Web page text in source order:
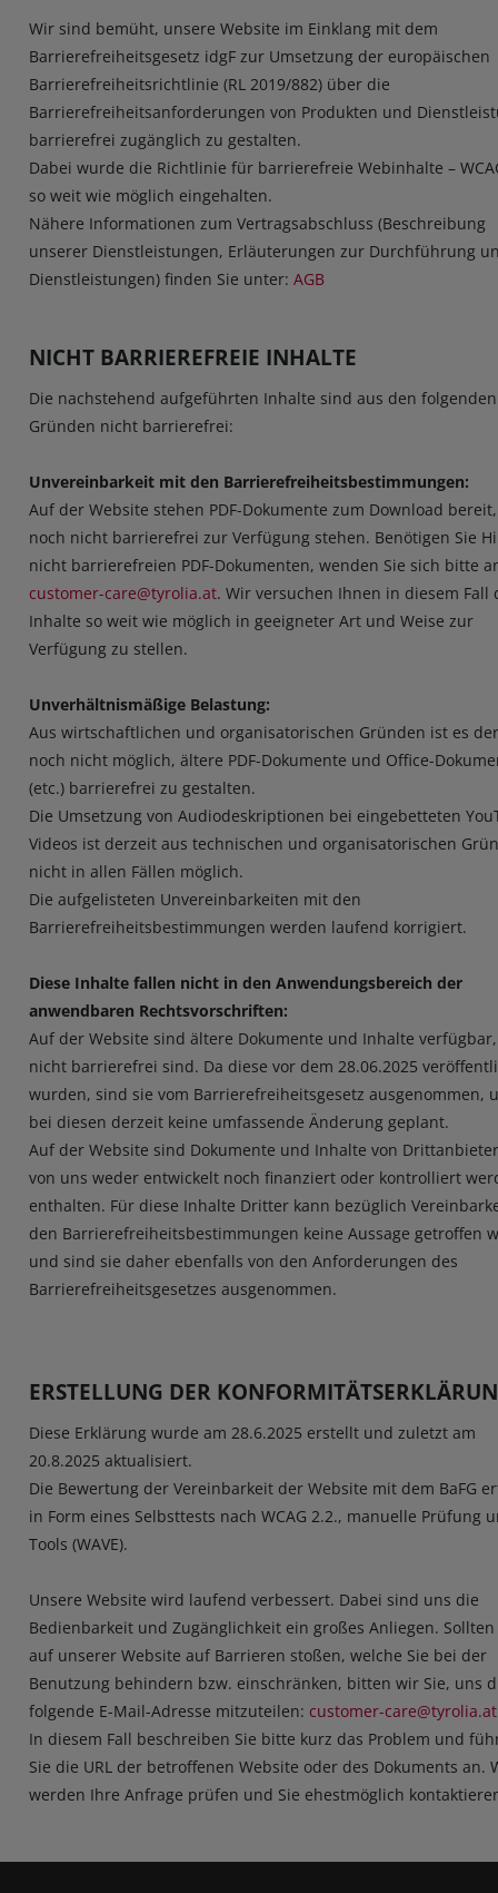
Wir sind bemüht, unsere Website im Einklang mit dem
Barrierefreiheitsgesetz idgF zur Umsetzung der europäischen
Barrierefreiheitsrichtlinie (RL 2019/882) über die
Barrierefreiheitsanforderungen von Produkten und
barrierefrei zugänglich zu gestalten.
Dabei wurde die Richtlinie für barrierefreie Webinhalte –
so weit wie möglich eingehalten.
Nähere Informationen zum Vertragsabschluss (Beschreibung
unserer Dienstleistungen, Erläuterungen zur Durchführung
Dienstleistungen) finden Sie unter: AGB
NICHT BARRIEREFREIE INHALTE
Die nachstehend aufgeführten Inhalte sind aus den folgenden
Gründen nicht barrierefrei:
Unvereinbarkeit mit den Barrierefreiheitsbestimmungen:
Auf der Website stehen PDF-Dokumente zum Download
noch nicht barrierefrei zur Verfügung stehen. Benötigen Sie
nicht barrierefreien PDF-Dokumenten, wenden Sie sich bitte
customer-care@tyrolia.at. Wir versuchen Ihnen in diesem Fall
Inhalte so weit wie möglich in geeigneter Art und Weise zur
Verfügung zu stellen.
Unverhältnismäßige Belastung:
Aus wirtschaftlichen und organisatorischen Gründen ist es
noch nicht möglich, ältere PDF-Dokumente und Office-
(etc.) barrierefrei zu gestalten.
Die Umsetzung von Audiodeskriptionen bei eingebetteten
Videos ist derzeit aus technischen und organisatorischen
nicht in allen Fällen möglich.
Die aufgelisteten Unvereinbarkeiten mit den
Barrierefreiheitsbestimmungen werden laufend korrigiert.
Diese Inhalte fallen nicht in den Anwendungsbereich der
anwendbaren Rechtsvorschriften:
Auf der Website sind ältere Dokumente und Inhalte
nicht barrierefrei sind. Da diese vor dem 28.06.2025
wurden, sind sie vom Barrierefreiheitsgesetz ausgenommen,
bei diesen derzeit keine umfassende Änderung geplant.
Auf der Website sind Dokumente und Inhalte von
von uns weder entwickelt noch finanziert oder kontrolliert
enthalten. Für diese Inhalte Dritter kann bezüglich
den Barrierefreiheitsbestimmungen keine Aussage getroffen
und sind sie daher ebenfalls von den Anforderungen des
Barrierefreiheitsgesetzes ausgenommen.
ERSTELLUNG DER
Diese Erklärung wurde am 28.6.2025 erstellt und zuletzt am
20.8.2025 aktualisiert.
Die Bewertung der Vereinbarkeit der Website mit dem BaFG
in Form eines Selbsttests nach WCAG 2.2., manuelle Prüfung
Tools (WAVE).
Unsere Website wird laufend verbessert. Dabei sind uns die
Bedienbarkeit und Zugänglichkeit ein großes Anliegen. Sollten
auf unserer Website auf Barrieren stoßen, welche Sie bei der
Benutzung behindern bzw. einschränken, bitten wir Sie, uns
folgende E-Mail-Adresse mitzuteilen: customer-care@tyrolia.at
In diesem Fall beschreiben Sie bitte kurz das Problem und
Sie die URL der betroffenen Website oder des Dokuments an.
werden Ihre Anfrage prüfen und Sie ehestmöglich